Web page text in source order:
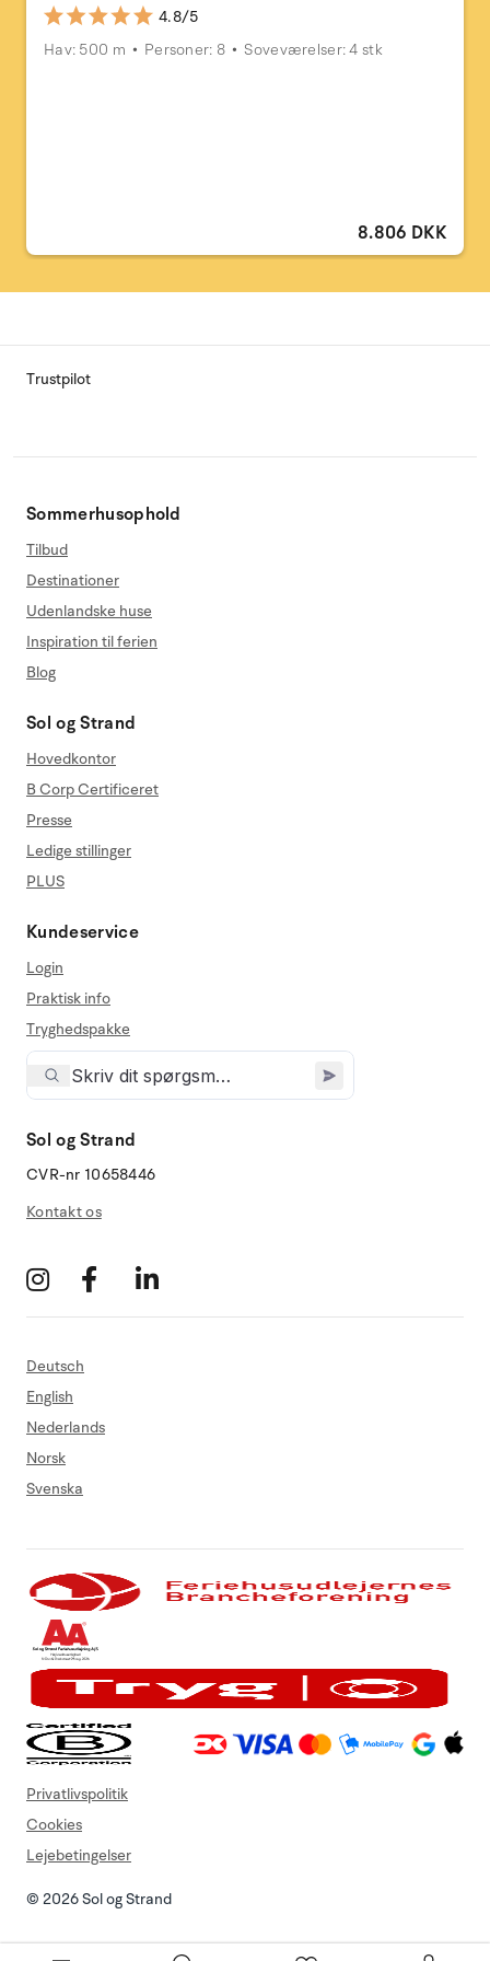
4.8/5
Hav: 500 m
Personer: 8 Soveværelser: 4 stk
8.806 DKK
Trustpilot
Sommerhusophold
Tilbud
Destinationer
Udenlandske huse
Inspiration til ferien
Blog
Sol og Strand
Hovedkontor
B Corp Certificeret
Presse
Ledige stillinger
PLUS
Kundeservice
Login
Praktisk info
Tryghedspakke
Sol og Strand
CVR-nr 10658446
Kontakt os
Deutsch
English
Nederlands
Norsk
Svenska
© 2026 Sol og Strand
Privatlivspolitik
Cookies
Lejebetingelser